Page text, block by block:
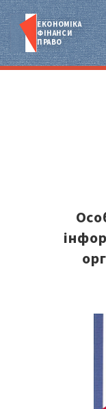
ЕКОНОМІКА
ФІНАНСИ
ПРАВО